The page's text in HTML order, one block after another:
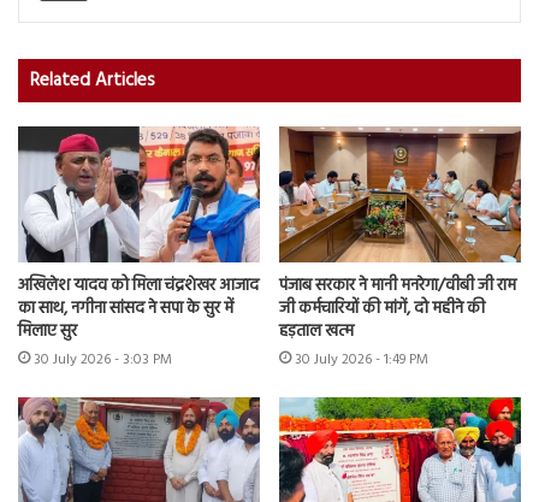
Related Articles
अखिलेश यादव को मिला चंद्रशेखर आजाद
का साथ, नगीना सांसद ने सपा के सुर में
मिलाए सुर
30 July 2026 - 3:03 PM
पंजाब सरकार ने मानी मनरेगा/वीबी जी राम
जी कर्मचारियों की मांगें, दो महीने की
हड़ताल खत्म
30 July 2026 - 1:49 PM